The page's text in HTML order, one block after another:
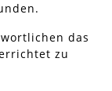
das
zu